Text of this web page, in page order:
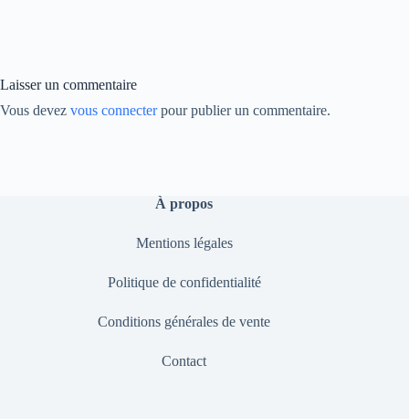
Laisser un commentaire
Vous devez vous connecterpour publier un commentaire.
À propos
Mentions légales
Politique de confidentialité
Conditions générales de vente
Contact